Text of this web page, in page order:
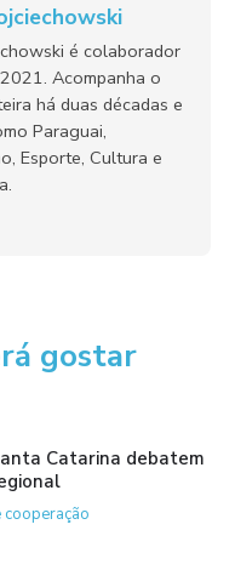
é colaborador
Acompanha o
há duas décadas e
Paraguai,
Esporte, Cultura e
gostar
Catarina debatem
cooperação